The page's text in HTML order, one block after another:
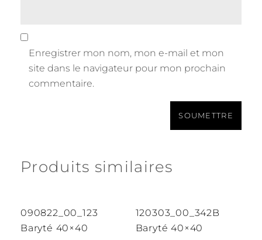
Enregistrer mon nom, mon e-mail et mon
site dans le navigateur pour mon prochain
commentaire.
Produits similaires
090822_00_123
Baryté 40×40
120303_00_342B
Baryté 40×40